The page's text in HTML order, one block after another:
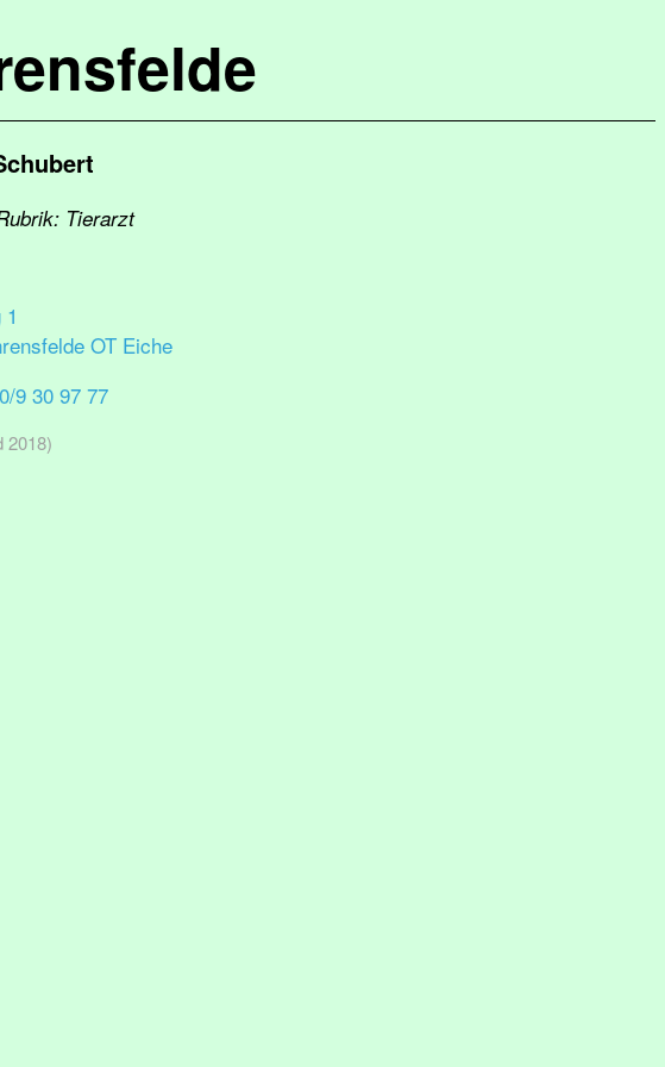
Tierarzt
OT Eiche
9 30 97 77
2018)